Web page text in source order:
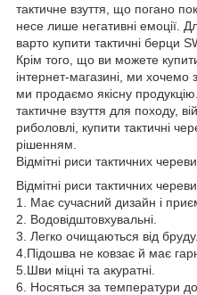
тактичне взуття, що погано
несе лише негативні емоції.
варто купити тактичні берци
Крім того, що ви можете
інтернет-магазині, ми
ми продаємо якісну
тактичне взуття для походу,
риболовлі, купити тактичні
рішенням.
Відмітні риси тактичних
Відмітні риси тактичних
1. Має сучасний дизайн і
2. Водовідштовхувальні.
3. Легко очищаються від бруду.
4.Підошва не ковзає й має
5.Шви міцні та акуратні.
6. Носяться за температури